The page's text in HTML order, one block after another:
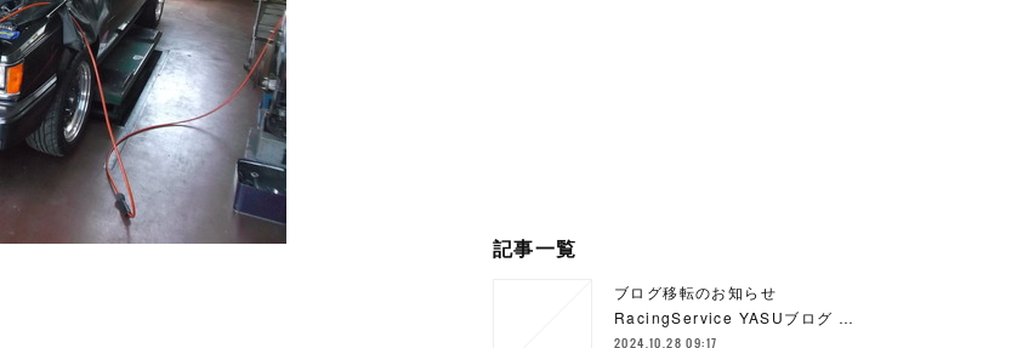
記事一覧
ブログ移転のお知らせ
RacingService YASUブログ …
2024.10.28 09:17